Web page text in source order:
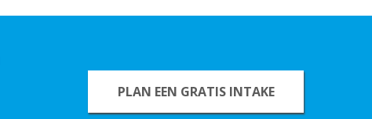
PLAN EEN GRATIS INTAKE